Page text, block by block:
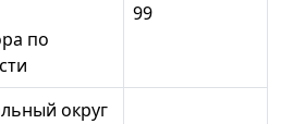
по
99
округ